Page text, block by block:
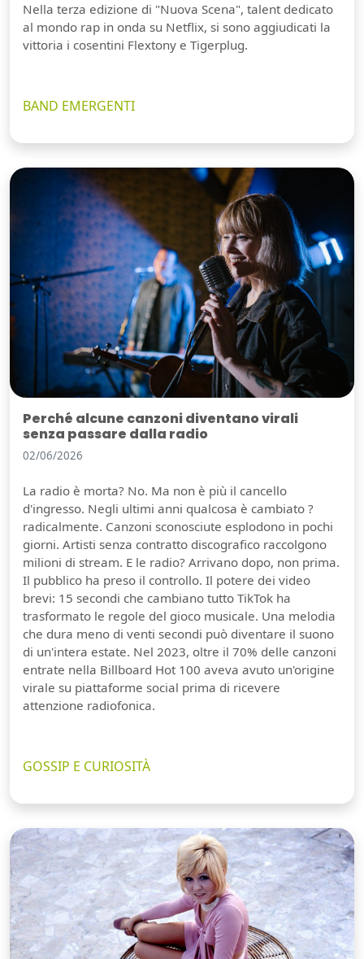
Nella terza edizione di "Nuova Scena", talent dedicato
al mondo rap in onda su Netflix, si sono aggiudicati la
vittoria i cosentini Flextony e Tigerplug.
BAND EMERGENTI
Perché alcune canzoni diventano virali
senza passare dalla radio
02/06/2026
La radio è morta? No. Ma non è più il cancello
d'ingresso. Negli ultimi anni qualcosa è cambiato ?
radicalmente. Canzoni sconosciute esplodono in pochi
giorni. Artisti senza contratto discografico raccolgono
milioni di stream. E le radio? Arrivano dopo, non prima.
Il pubblico ha preso il controllo. Il potere dei video
brevi: 15 secondi che cambiano tutto TikTok ha
trasformato le regole del gioco musicale. Una melodia
che dura meno di venti secondi può diventare il suono
di un'intera estate. Nel 2023, oltre il 70% delle canzoni
entrate nella Billboard Hot 100 aveva avuto un'origine
virale su piattaforme social prima di ricevere
attenzione radiofonica.
GOSSIP E CURIOSITÀ